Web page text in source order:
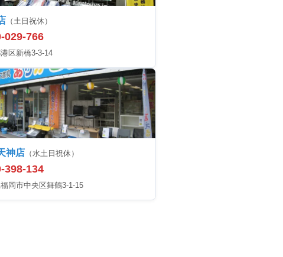
（土日祝休）
029-766
区新橋3-3-14
神店 （水土日祝休）
398-134
岡市中央区舞鶴3-1-15